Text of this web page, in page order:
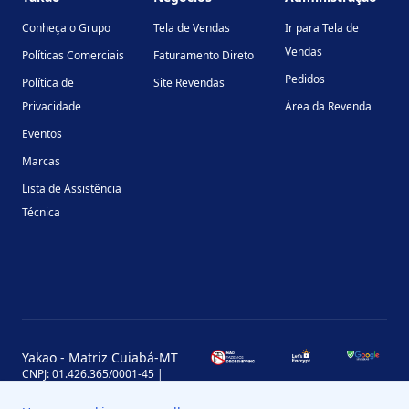
Conheça o Grupo
Políticas Comerciais
Política de
Privacidade
Eventos
Marcas
Lista de Assistência
Técnica
Tela de Vendas
Faturamento Direto
Site Revendas
Ir para Tela de
Vendas
Pedidos
Área da Revenda
Yakao - Matriz Cuiabá-MT
CNPJ: 01.426.365/0001-45 |